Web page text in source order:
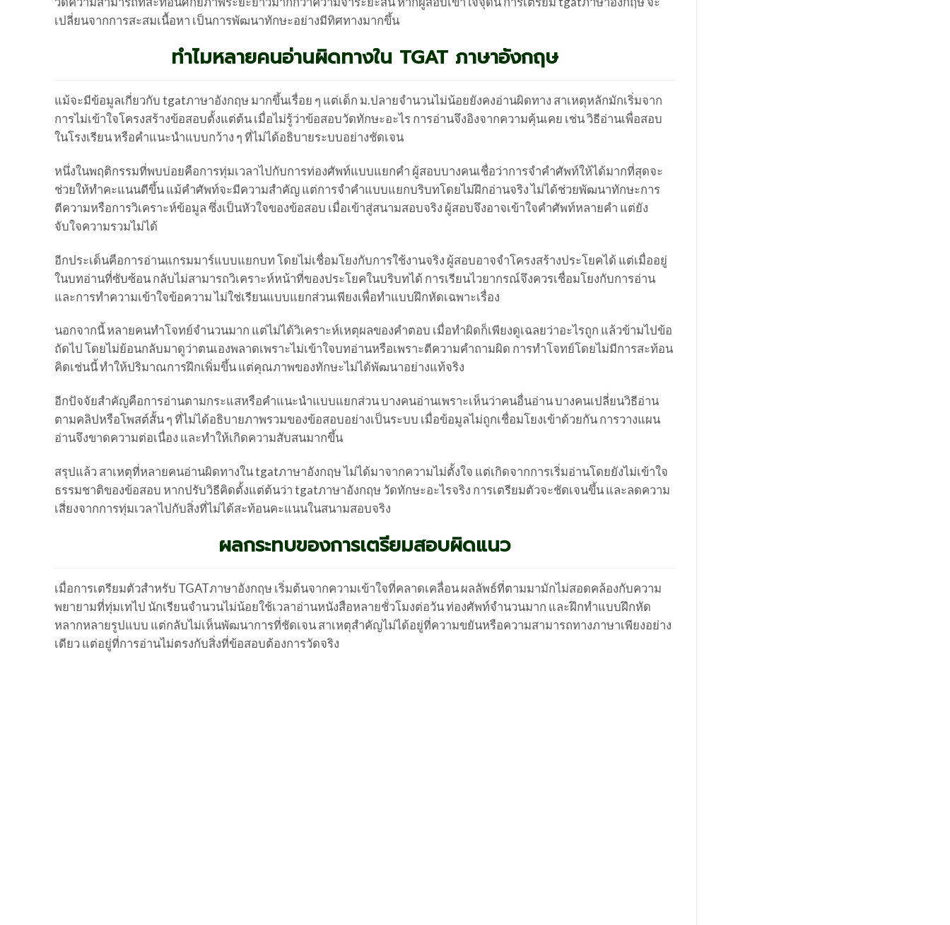
เปลี่ยนจากการสะสมเนื้อหา เป็นการพัฒนาทักษะอย่างมีทิศทางมากขึ้น
ทำไมหลายคนอ่านผิดทางใน TGAT ภาษาอังกฤษ
แม้จะมีข้อมูลเกี่ยวกับ tgatภาษาอังกฤษ มากขึ้นเรื่อย ๆ แต่เด็ก ม.ปลายจำนวนไม่น้อยยังคงอ่านผิดทาง สาเหตุหลักมักเริ่มจาก
การไม่เข้าใจโครงสร้างข้อสอบตั้งแต่ต้น เมื่อไม่รู้ว่าข้อสอบวัดทักษะอะไร การอ่านจึงอิงจากความคุ้นเคย เช่น วิธีอ่านเพื่อสอบ
ในโรงเรียน หรือคำแนะนำแบบกว้าง ๆ ที่ไม่ได้อธิบายระบบอย่างชัดเจน
หนึ่งในพฤติกรรมที่พบบ่อยคือการทุ่มเวลาไปกับการท่องศัพท์แบบแยกคำ ผู้สอบบางคนเชื่อว่าการจำคำศัพท์ให้ได้มากที่สุดจะ
ช่วยให้ทำคะแนนดีขึ้น แม้คำศัพท์จะมีความสำคัญ แต่การจำคำแบบแยกบริบทโดยไม่ฝึกอ่านจริง ไม่ได้ช่วยพัฒนาทักษะการ
ตีความหรือการวิเคราะห์ข้อมูล ซึ่งเป็นหัวใจของข้อสอบ เมื่อเข้าสู่สนามสอบจริง ผู้สอบจึงอาจเข้าใจคำศัพท์หลายคำ แต่ยัง
จับใจความรวมไม่ได้
อีกประเด็นคือการอ่านแกรมมาร์แบบแยกบท โดยไม่เชื่อมโยงกับการใช้งานจริง ผู้สอบอาจจำโครงสร้างประโยคได้ แต่เมื่ออยู่
ในบทอ่านที่ซับซ้อน กลับไม่สามารถวิเคราะห์หน้าที่ของประโยคในบริบทได้ การเรียนไวยากรณ์จึงควรเชื่อมโยงกับการอ่าน
และการทำความเข้าใจข้อความ ไม่ใช่เรียนแบบแยกส่วนเพียงเพื่อทำแบบฝึกหัดเฉพาะเรื่อง
นอกจากนี้ หลายคนทำโจทย์จำนวนมาก แต่ไม่ได้วิเคราะห์เหตุผลของคำตอบ เมื่อทำผิดก็เพียงดูเฉลยว่าอะไรถูก แล้วข้ามไปข้อ
ถัดไป โดยไม่ย้อนกลับมาดูว่าตนเองพลาดเพราะไม่เข้าใจบทอ่านหรือเพราะตีความคำถามผิด การทำโจทย์โดยไม่มีการสะท้อน
คิดเช่นนี้ ทำให้ปริมาณการฝึกเพิ่มขึ้น แต่คุณภาพของทักษะไม่ได้พัฒนาอย่างแท้จริง
อีกปัจจัยสำคัญคือการอ่านตามกระแสหรือคำแนะนำแบบแยกส่วน บางคนอ่านเพราะเห็นว่าคนอื่นอ่าน บางคนเปลี่ยนวิธีอ่าน
ตามคลิปหรือโพสต์สั้น ๆ ที่ไม่ได้อธิบายภาพรวมของข้อสอบอย่างเป็นระบบ เมื่อข้อมูลไม่ถูกเชื่อมโยงเข้าด้วยกัน การวางแผน
อ่านจึงขาดความต่อเนื่อง และทำให้เกิดความสับสนมากขึ้น
สรุปแล้ว สาเหตุที่หลายคนอ่านผิดทางใน tgatภาษาอังกฤษ ไม่ได้มาจากความไม่ตั้งใจ แต่เกิดจากการเริ่มอ่านโดยยังไม่เข้าใจ
ธรรมชาติของข้อสอบ หากปรับวิธีคิดตั้งแต่ต้นว่า tgatภาษาอังกฤษ วัดทักษะอะไรจริง การเตรียมตัวจะชัดเจนขึ้น และลดความ
เสี่ยงจากการทุ่มเวลาไปกับสิ่งที่ไม่ได้สะท้อนคะแนนในสนามสอบจริง
ผลกระทบของการเตรียมสอบผิดแนว
เมื่อการเตรียมตัวสำหรับ TGATภาษาอังกฤษ เริ่มต้นจากความเข้าใจที่คลาดเคลื่อน ผลลัพธ์ที่ตามมามักไม่สอดคล้องกับความ
พยายามที่ทุ่มเทไป นักเรียนจำนวนไม่น้อยใช้เวลาอ่านหนังสือหลายชั่วโมงต่อวัน ท่องศัพท์จำนวนมาก และฝึกทำแบบฝึกหัด
หลากหลายรูปแบบ แต่กลับไม่เห็นพัฒนาการที่ชัดเจน สาเหตุสำคัญไม่ได้อยู่ที่ความขยันหรือความสามารถทางภาษาเพียงอย่าง
เดียว แต่อยู่ที่การอ่านไม่ตรงกับสิ่งที่ข้อสอบต้องการวัดจริง